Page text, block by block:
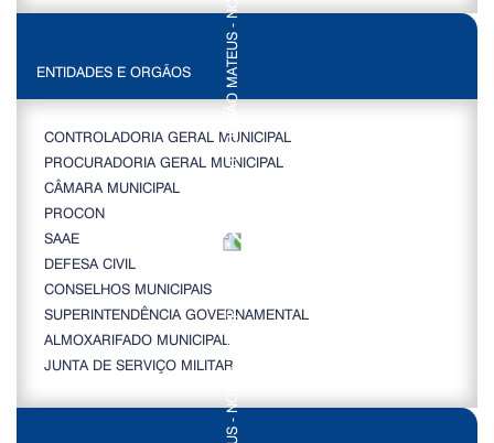
ENTIDADES E ORGÃOS
CONTROLADORIA GERAL MUNICIPAL
PROCURADORIA GERAL MUNICIPAL
CÂMARA MUNICIPAL
PROCON
SAAE
DEFESA CIVIL
CONSELHOS MUNICIPAIS
SUPERINTENDÊNCIA GOVERNAMENTAL
ALMOXARIFADO MUNICIPAL
JUNTA DE SERVIÇO MILITAR